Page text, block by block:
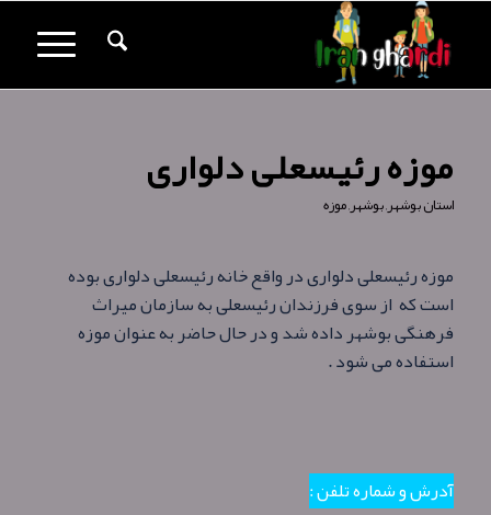
موزه رئیسعلی دلواری
استان بوشهر,بوشهر,موزه
موزه رئیسعلی دلواری در واقع خانه رئیسعلی دلواری بوده
است که از سوی فرزندان رئیسعلی به سازمان میراث
فرهنگی بوشهر داده شد و در حال حاضر به‌ عنوان موزه
استفاده می شود .
آدرش و شماره تلفن :